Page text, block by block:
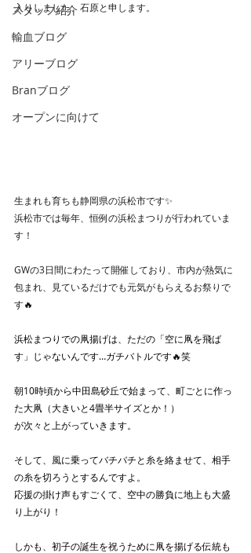
スタッフ紹介
輸血ブログ
アリーブログ
Branブログ
オープンに向けて
入りしました、石原と申します。
生まれも育ちも静岡県の浜松市です✨
浜松市では毎年、恒例の浜松まつりが行われていま
す！
GWの3日間にわたって開催しており、市内が熱気に
包まれ、見ているだけでも元気がもらえるお祭りで
す🔥
浜松まつりでの凧揚げは、ただの「空に凧を飛ば
す」じゃないんです…ガチバトルです🔥笑
朝10時頃から中田島砂丘で始まって、町ごとに作っ
た大凧（大きいと4畳半サイズとか！）
が次々と上がっていきます。
そして、風に乗ってバチバチと糸を絡ませて、相手
の糸を切ろうとするんですよ。
応援の掛け声もすごくて、空中の勝負に地上も大盛
り上がり！
しかも、初子の誕生を祝うために凧を揚げる伝統も